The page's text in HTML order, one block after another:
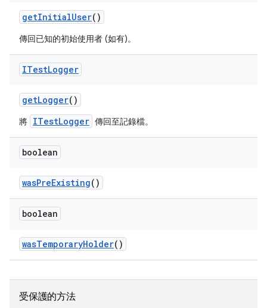
getInitialUser()
傳回已知的初始使用者 (如有)。
ITestLogger
getLogger()
將 ITestLogger 傳回至記錄檔。
boolean
wasPreExisting()
boolean
wasTemporaryHolder()
受保護的方法